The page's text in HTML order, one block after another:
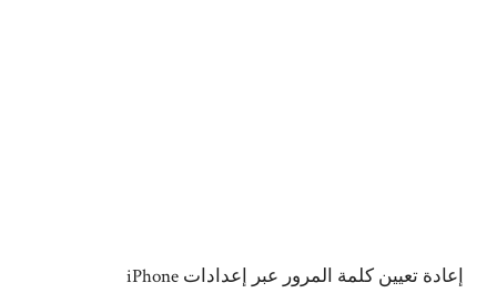
إعادة تعيين كلمة المرور عبر إعدادات iPhone